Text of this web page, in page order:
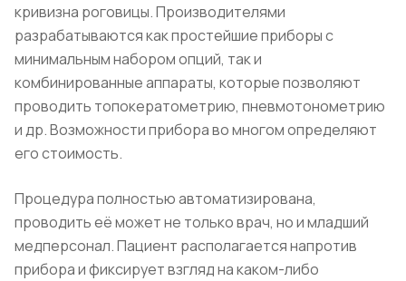
кривизна роговицы. Производителями
разрабатываются как простейшие приборы с
минимальным набором опций, так и
комбинированные аппараты, которые позволяют
проводить топокератометрию, пневмотонометрию
и др. Возможности прибора во многом определяют
его стоимость.
Процедура полностью автоматизирована,
проводить её может не только врач, но и младший
медперсонал. Пациент располагается напротив
прибора и фиксирует взгляд на каком-либо